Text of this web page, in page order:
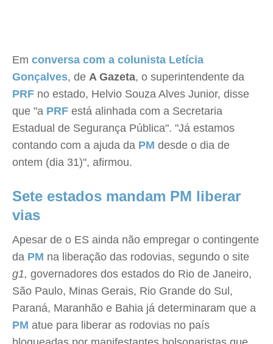
Em conversa com a colunista Letícia
Gonçalves, de A Gazeta, o superintendente da
PRF no estado, Helvio Souza Alves Junior, disse
que "a PRF está alinhada com a Secretaria
Estadual de Segurança Pública". "Já estamos
contando com a ajuda da PM desde o dia de
ontem (dia 31)", afirmou.
Sete estados mandam PM liberar
vias
Apesar de o ES ainda não empregar o contingente
da PM na liberação das rodovias, segundo o site
g1, governadores dos estados do Rio de Janeiro,
São Paulo, Minas Gerais, Rio Grande do Sul,
Paraná, Maranhão e Bahia já determinaram que a
PM atue para liberar as rodovias no país